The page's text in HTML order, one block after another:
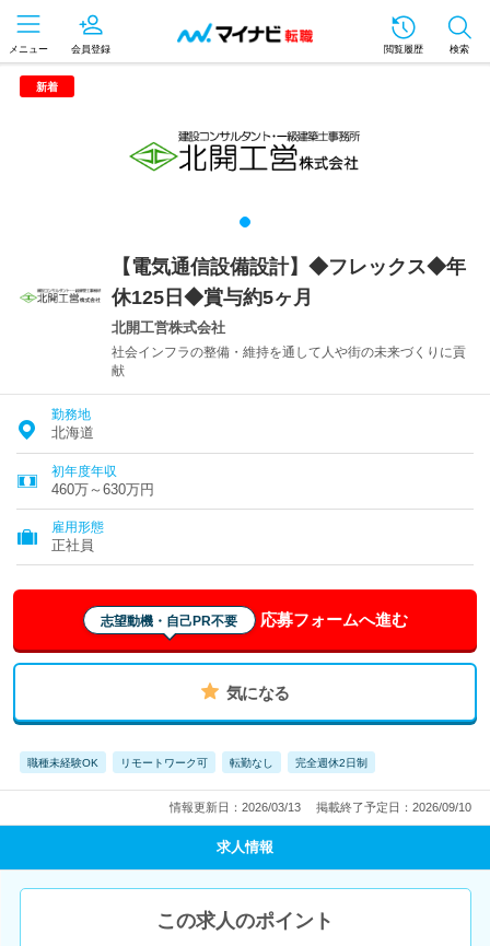
メニュー 会員登録 閲覧履歴 検索
新着
【電気通信設備設計】◆フレックス◆年
休125日◆賞与約5ヶ月
北開工営株式会社
社会インフラの整備・維持を通して人や街の未来づくりに貢
献
勤務地
北海道
初年度年収
460万～630万円
雇用形態
正社員
志望動機・自己PR不要 応募フォームへ進む
気になる
職種未経験OK リモートワーク可 転勤なし 完全週休2日制
情報更新日：2026/03/13 掲載終了予定日：2026/09/10
求人情報
この求人のポイント